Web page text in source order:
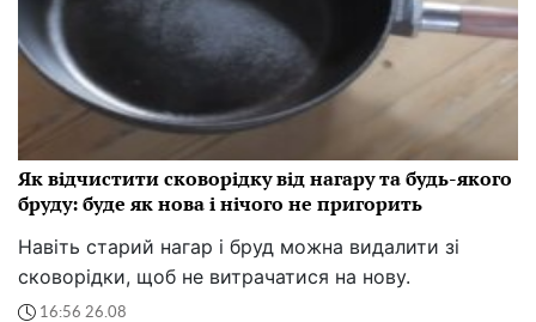
Як відчистити сковорідку від нагару та будь-якого
бруду: буде як нова і нічого не пригорить
Навіть старий нагар і бруд можна видалити зі
сковорідки, щоб не витрачатися на нову.
16:56 26.08